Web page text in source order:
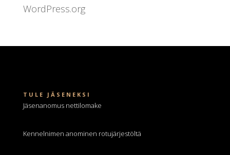
WordPress.org
TULE JÄSENEKSI
Jäsenanomus nettilomake
Kennelnimen anominen rotujärjestöltä